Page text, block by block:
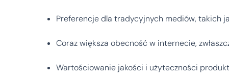
Preferencje dla tradycyjnych mediów, takich
Coraz większa obecność w internecie,
Wartościowanie jakości i użyteczności